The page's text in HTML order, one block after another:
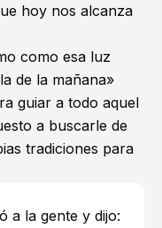
hoy nos alcanza
como esa luz
de la mañana»
guiar a todo aquel
a buscarle de
tradiciones para
a la gente y dijo: